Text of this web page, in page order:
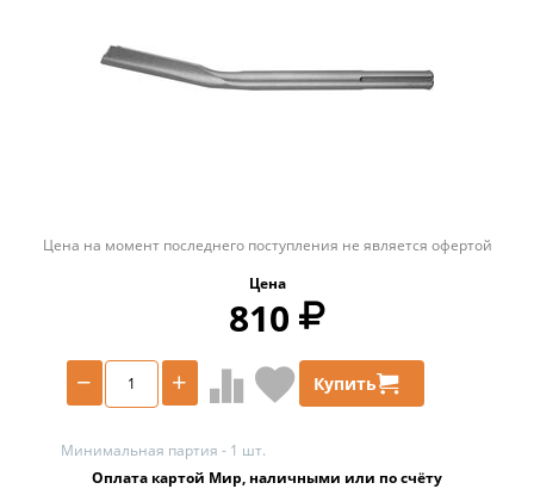
Цена на момент последнего поступления не является офертой
Цена
810
+
− Купить
Минимальная партия - 1 шт.
Оплата картой Мир, наличными или по счёту